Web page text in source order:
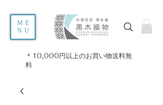
ME
NU
＊10,000円以上のお買い物送料無
料